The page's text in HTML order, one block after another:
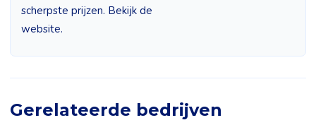
scherpste prijzen. Bekijk de
website.
Gerelateerde bedrijven